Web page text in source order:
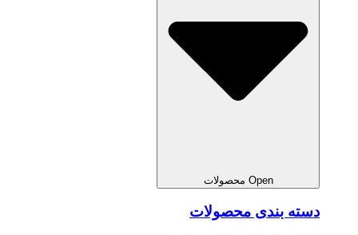
Open محصولات
دسته بندی محصولات